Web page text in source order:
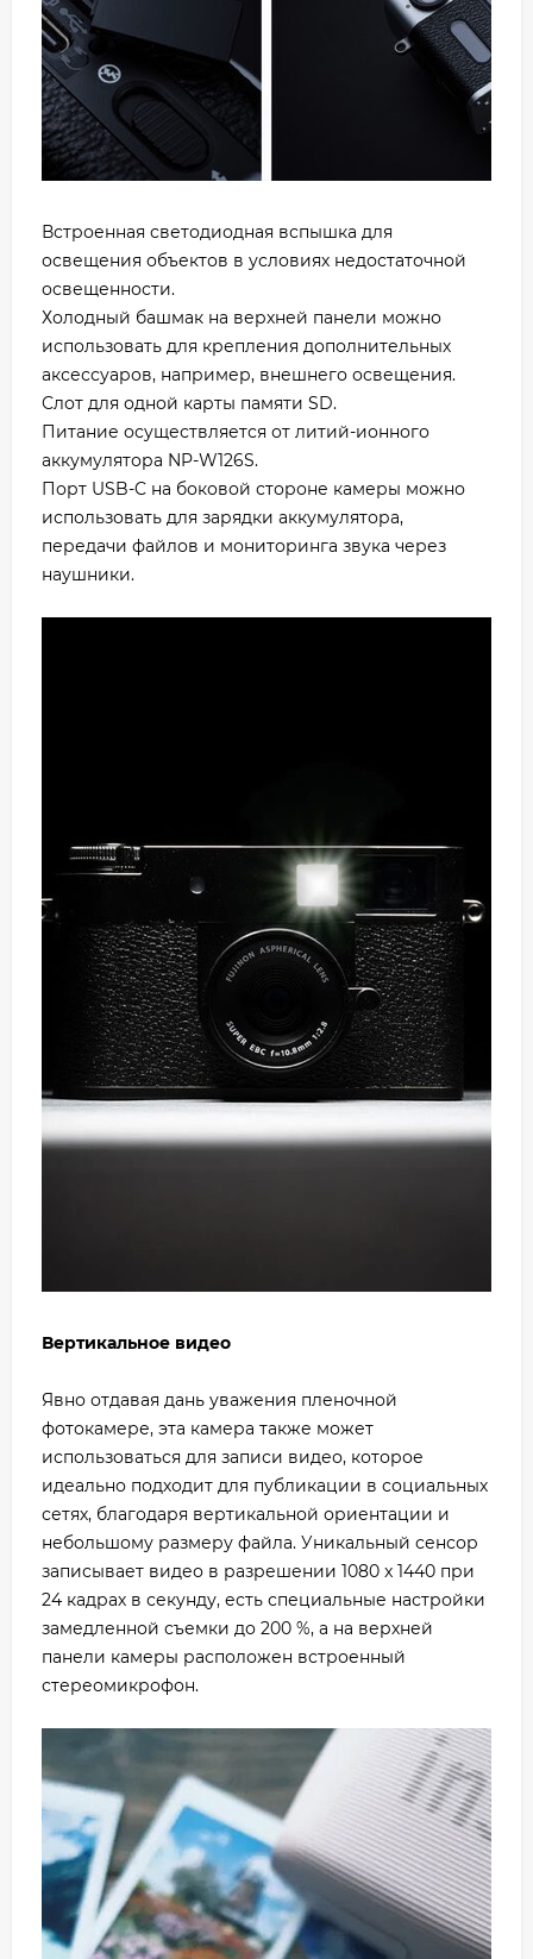
Встроенная светодиодная вспышка для
освещения объектов в условиях недостаточной
освещенности.
Холодный башмак на верхней панели можно
использовать для крепления дополнительных
аксессуаров, например, внешнего освещения.
Слот для одной карты памяти SD.
Питание осуществляется от литий-ионного
аккумулятора NP-W126S.
Порт USB-C на боковой стороне камеры можно
использовать для зарядки аккумулятора,
передачи файлов и мониторинга звука через
наушники.
Вертикальное видео
Явно отдавая дань уважения пленочной
фотокамере, эта камера также может
использоваться для записи видео, которое
идеально подходит для публикации в социальных
сетях, благодаря вертикальной ориентации и
небольшому размеру файла. Уникальный сенсор
записывает видео в разрешении 1080 x 1440 при
24 кадрах в секунду, есть специальные настройки
замедленной съемки до 200 %, а на верхней
панели камеры расположен встроенный
стереомикрофон.